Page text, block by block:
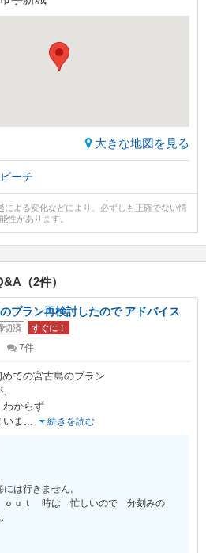
大きな地図を見る
ビーチ
よる変化などにより、必ずしも正確でない情
性があります。
（2件）
プラン再検討したので アドバイス
切済 すぐに！
7件
ての宮古島のプラン
わからず
ま ... 続きを読む
は行きません。
ｕｔ 時は 忙しいので 分刻みの